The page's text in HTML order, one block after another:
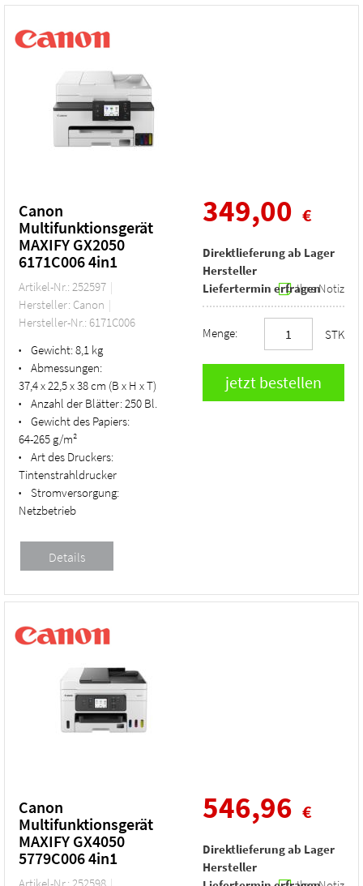
Canon
Multifunktionsgerät
MAXIFY GX2050
6171C006 4in1
Artikel-Nr.: 252597
Hersteller: Canon
Hersteller-Nr.: 6171C006
• Gewicht:8,1 kg
•
Abmessungen:
37,4 x 22,5 x 38 cm (B x H x T)
• Anzahl der Blätter:250 Bl.
•
Gewicht des Papiers:
64-265 g/m²
•
Art des Druckers:
Tintenstrahldrucker
•
Stromversorgung:
Netzbetrieb
349,00 €
Direktlieferung ab Lager
Hersteller
Liefertermin erfragenIhre Notiz
Menge: STK
Canon
Multifunktionsgerät
MAXIFY GX4050
5779C006 4in1
Artikel-Nr.: 252598
546,96 €
Direktlieferung ab Lager
Hersteller